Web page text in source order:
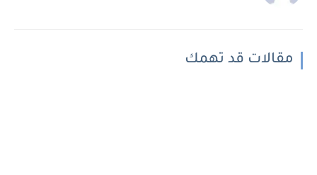
مقالات قد تهمك